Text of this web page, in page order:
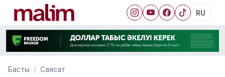
RU
Басты Саясат